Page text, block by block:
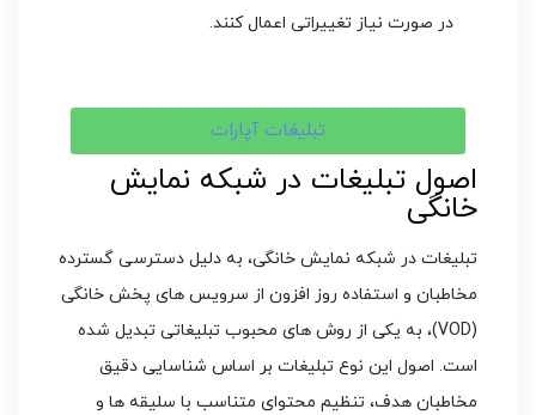
در صورت نیاز تغییراتی اعمال کنند.
تبلیغات آپارات
اصول تبلیغات در شبکه نمایش
خانگی
تبلیغات در شبکه نمایش خانگی، به دلیل دسترسی گسترده
مخاطبان و استفاده روز افزون از سرویس ‌های پخش خانگی
(VOD)، به یکی از روش ‌های محبوب تبلیغاتی تبدیل شده
است. اصول این نوع تبلیغات بر اساس شناسایی دقیق
مخاطبان هدف، تنظیم محتوای متناسب با سلیقه ‌ها و